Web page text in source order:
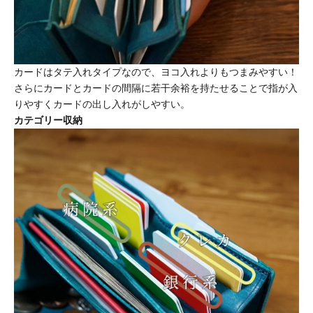
カードはタテ入れタイプなので、ヨコ入れよりもつまみやすい！
さらにカードとカードの間隔に若干余裕を持たせることで指が入
りやすくカードの出し入れがしやすい。
カテゴリー収納